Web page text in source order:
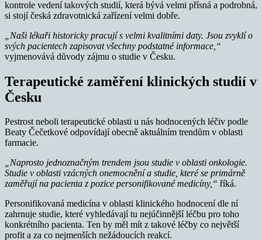
kontrole vedení takových studií, která bývá velmi přísná a podrobná,
si stojí česká zdravotnická zařízení velmi dobře.
„Naši lékaři historicky pracují s velmi kvalitními daty. Jsou zvyklí o
svých pacientech zapisovat všechny podstatné informace,“
vyjmenovává důvody zájmu o studie v Česku.
Terapeutické zaměření klinických studií v
Česku
Pestrost neboli terapeutické oblasti u nás hodnocených léčiv podle
Beaty Čečetkové odpovídají obecně aktuálním trendům v oblasti
farmacie.
„Naprosto jednoznačným trendem jsou studie v oblasti onkologie.
Studie v oblasti vzácných onemocnění a studie, které se primárně
zaměřují na pacienta z pozice personifikované medicíny,“ říká.
Personifikovaná medicína v oblasti klinického hodnocení dle ní
zahrnuje studie, které vyhledávají tu nejúčinnější léčbu pro toho
konkrétního pacienta. Ten by měl mít z takové léčby co největší
profit a za co nejmenších nežádoucích reakcí.